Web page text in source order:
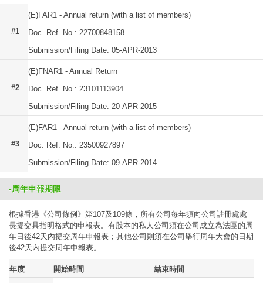
#1
(E)FAR1 - Annual return (with a list of members)
Doc. Ref. No.: 22700848158
Submission/Filing Date: 05-APR-2013
#2
(E)FNAR1 - Annual Return
Doc. Ref. No.: 23101113904
Submission/Filing Date: 20-APR-2015
#3
(E)FAR1 - Annual return (with a list of members)
Doc. Ref. No.: 23500927897
Submission/Filing Date: 09-APR-2014
-周年申報期限
根據香港《公司條例》第107及109條，所有公司每年須向公司註冊處處
長提交具指明格式的申報表。有股本的私人公司須在公司成立為法團的周
年日後42天內提交周年申報表；其他公司則須在公司舉行周年大會的日期
後42天內提交周年申報表。
年度 開始時間 結束時間